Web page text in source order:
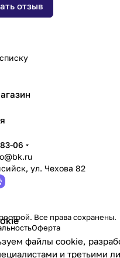
отзыв
файлы cookie,
и третьими
06
ул. Чехова 82
Все права сохранены.
Оферта